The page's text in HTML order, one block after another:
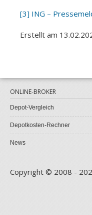
[3] ING –
Erstellt am
ONLINE-BROKER
Depot-Vergleich
Depotkosten-Rechner
News
Copyright © 2008 -